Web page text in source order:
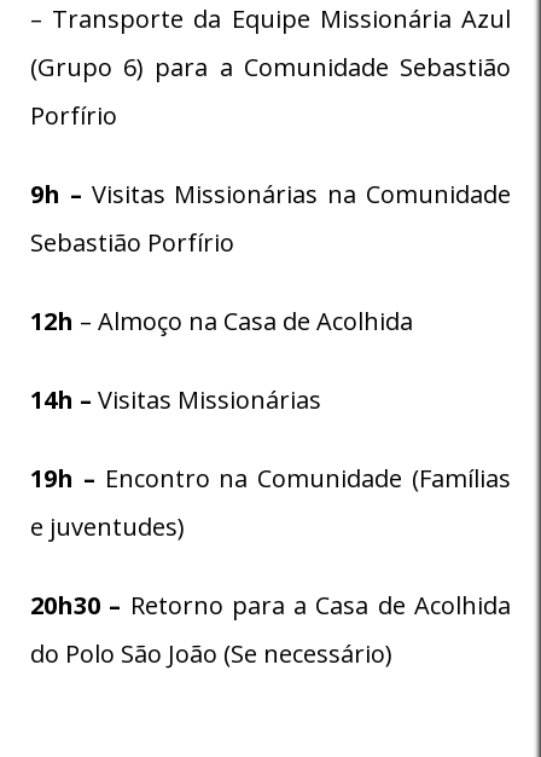
– Transporte da Equipe Missionária Azul
(Grupo 6) para a Comunidade Sebastião
Porfírio
9h – Visitas Missionárias na Comunidade
Sebastião Porfírio
12h – Almoço na Casa de Acolhida
14h – Visitas Missionárias
19h – Encontro na Comunidade (Famílias
e juventudes)
20h30 – Retorno para a Casa de Acolhida
do Polo São João (Se necessário)